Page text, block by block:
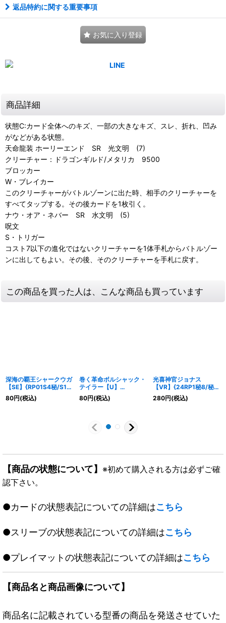
返品特約に関する重要事項
お気に入り登録
商品詳細
状態C:カード全体へのキズ、一部の大きなキズ、スレ、折れ、凹み
がなどがある状態。
天命龍装 ホーリーエンド SR 光文明 (7)
クリーチャー：ドラゴンギルド/メタリカ 9500
ブロッカー
W・ブレイカー
このクリーチャーがバトルゾーンに出た時、相手のクリーチャーを
すべてタップする。その後カードを1枚引く。
ナウ・オア・ネバー SR 水文明 (5)
呪文
S・トリガー
コスト7以下の進化ではないクリーチャーを1体手札からバトルゾー
ンに出してもよい。その後、そのクリーチャーを手札に戻す。
この商品を買った人は、こんな商品も買っています
深海の覇王シャークウガ
【SE】{RP01S4秘/S10}
《水》
80円(税込)
巻く革命ボルシャック・
テイラー【U】
{23RP4X42/74}《多》
80円(税込)
光喜神官ジョナス
【VR】{24RP1秘8/秘
22}《多》
280円(税込)
【商品の状態について】 ※初めて購入される方は必ずご確
認下さい。
●カードの状態表記についての詳細はこちら
●スリーブの状態表記についての詳細はこちら
●プレイマットの状態表記についての詳細はこちら
【商品名と商品画像について】
商品名に記載されている型番の商品を発送させていた